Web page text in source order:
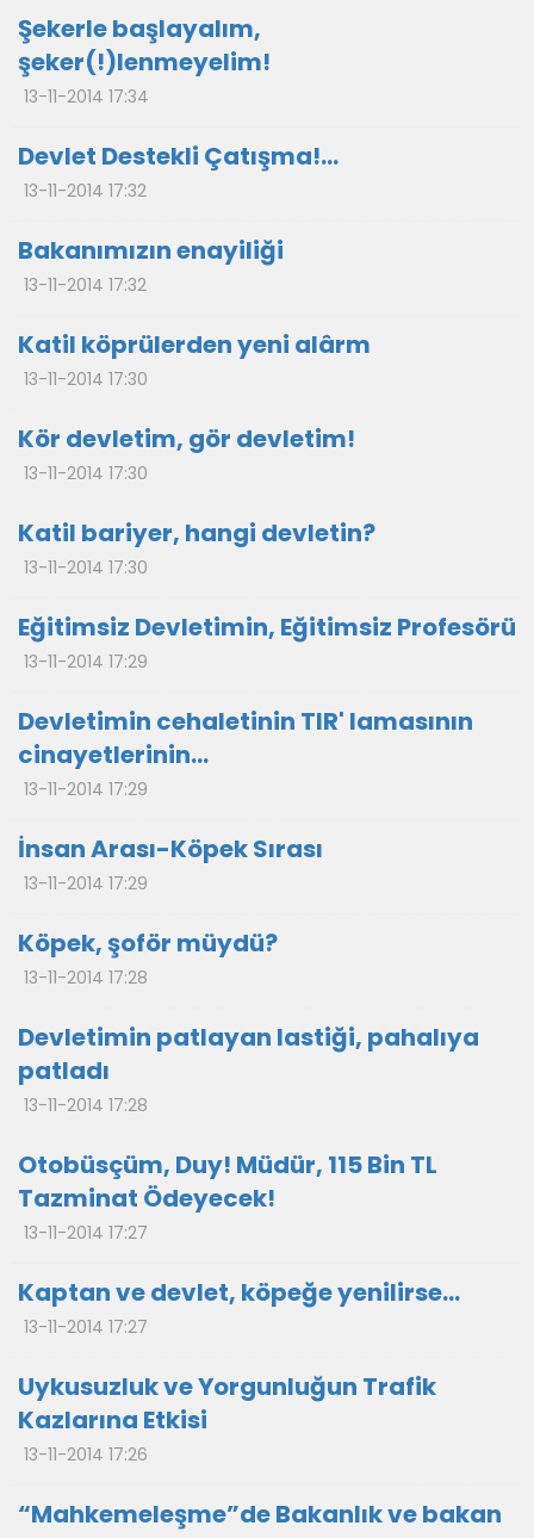
Şekerle başlayalım,
şeker(!)lenmeyelim!
13-11-2014 17:34
Devlet Destekli Çatışma!...
13-11-2014 17:32
Bakanımızın enayiliği
13-11-2014 17:32
Katil köprülerden yeni alârm
13-11-2014 17:30
Kör devletim, gör devletim!
13-11-2014 17:30
Katil bariyer, hangi devletin?
13-11-2014 17:30
Eğitimsiz Devletimin, Eğitimsiz Profesörü
13-11-2014 17:29
Devletimin cehaletinin TIR' lamasının
cinayetlerinin…
13-11-2014 17:29
İnsan Arası-Köpek Sırası
13-11-2014 17:29
Köpek, şoför müydü?
13-11-2014 17:28
Devletimin patlayan lastiği, pahalıya
patladı
13-11-2014 17:28
Otobüsçüm, Duy! Müdür, 115 Bin TL
Tazminat Ödeyecek!
13-11-2014 17:27
Kaptan ve devlet, köpeğe yenilirse...
13-11-2014 17:27
Uykusuzluk ve Yorgunluğun Trafik
Kazlarına Etkisi
13-11-2014 17:26
“Mahkemeleşme”de Bakanlık ve bakan